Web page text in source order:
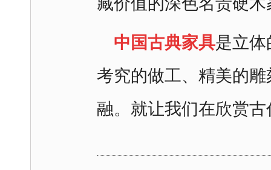
中国古典家具是立体
考究的做工、精美的
融。就让我们在欣赏